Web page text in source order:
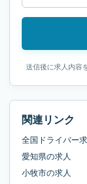
送信後に求人内容
関連リンク
全国ドライバー
愛知県の求人
小牧市の求人